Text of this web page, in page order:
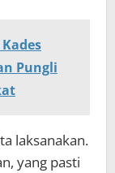
Pungli
laksanakan.
yang pasti